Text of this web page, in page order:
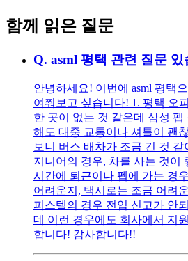
함께 읽은 질문
Q. asml 평택 관련 질문 있
안녕하세요! 이번에 asml 평택
여쭤보고 싶습니다! 1. 평택 오
한 곳이 없는 것 같은데 삼성
해도 대중 교통이나 셔틀이 괜
보니 버스 배차가 조금 긴 것 같
지니어의 경우, 차를 사는 것이
시간에 퇴근이나 펩에 가는 경
어려운지, 택시로는 조금 어려
피스텔의 경우 전입 신고가 안
데 이런 경우에도 회사에서 지
합니다! 감사합니다!!